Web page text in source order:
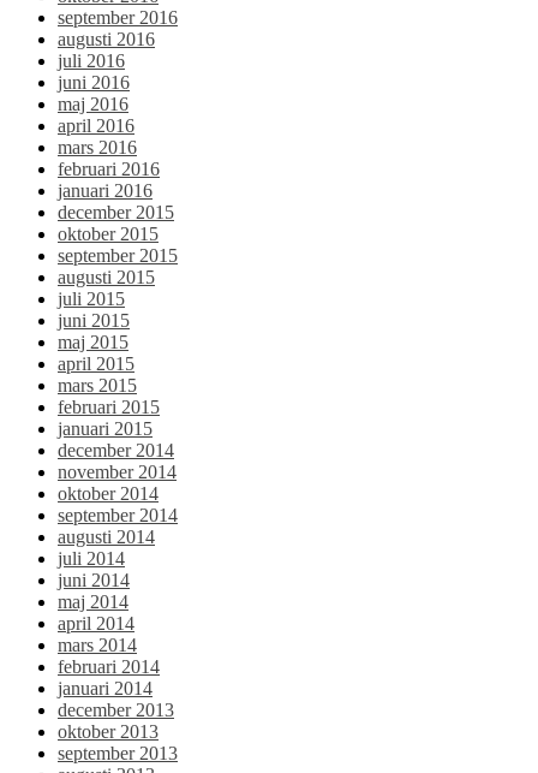
september 2016
augusti 2016
juli 2016
juni 2016
maj 2016
april 2016
mars 2016
februari 2016
januari 2016
december 2015
oktober 2015
september 2015
augusti 2015
juli 2015
juni 2015
maj 2015
april 2015
mars 2015
februari 2015
januari 2015
december 2014
november 2014
oktober 2014
september 2014
augusti 2014
juli 2014
juni 2014
maj 2014
april 2014
mars 2014
februari 2014
januari 2014
december 2013
oktober 2013
september 2013